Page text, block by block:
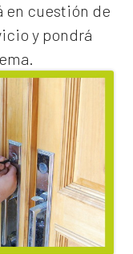
en cuestión de
y pondrá